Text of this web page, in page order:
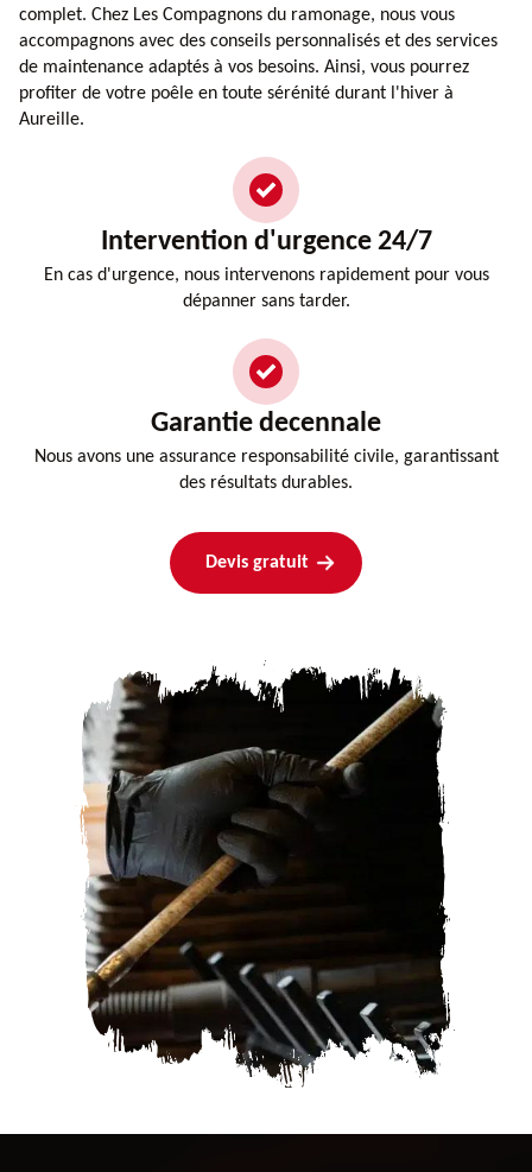
complet. Chez Les Compagnons du ramonage, nous vous
accompagnons avec des conseils personnalisés et des services
de maintenance adaptés à vos besoins. Ainsi, vous pourrez
profiter de votre poêle en toute sérénité durant l'hiver à
Aureille.
Intervention d'urgence 24/7
En cas d'urgence, nous intervenons rapidement pour vous
dépanner sans tarder.
Garantie decennale
Nous avons une assurance responsabilité civile, garantissant
des résultats durables.
Devis gratuit